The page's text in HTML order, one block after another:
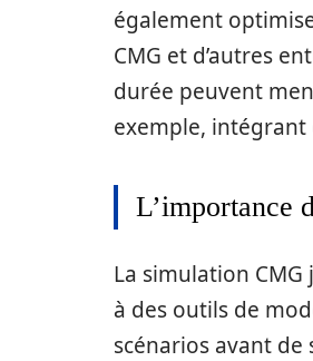
également
CMG et d’autres
durée peuvent
exemple, intégrant
L’importance
La simulation
à des outils de
scénarios avant de